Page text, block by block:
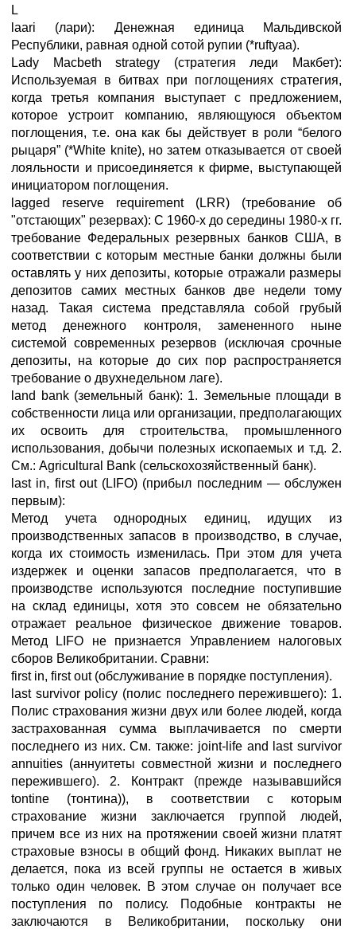
L
laari (лари): Денежная единица Мальдивской
Республики, равная одной сотой рупии (*ruftyaa).
Lady Macbeth strategy (стратегия леди Макбет):
Используемая в битвах при поглощениях стратегия,
когда третья компания выступает с предложением,
которое устроит компанию, являющуюся объектом
поглощения, т.е. она как бы действует в роли “белого
рыцаря” (*White knite), но затем отказывается от своей
лояльности и присоединяется к фирме, выступающей
инициатором поглощения.
lagged reserve requirement (LRR) (требование об
"отстающих" резервах): С 1960-х до середины 1980-х гг.
требование Федеральных резервных банков США, в
соответствии с которым местные банки должны были
оставлять у них депозиты, которые отражали размеры
депозитов самих местных банков две недели тому
назад. Такая система представляла собой грубый
метод денежного контроля, замененного ныне
системой современных резервов (исключая срочные
депозиты, на которые до сих пор распространяется
требование о двухнедельном лаге).
land bank (земельный банк): 1. Земельные площади в
собственности лица или организации, предполагающих
их освоить для строительства, промышленного
использования, добычи полезных ископаемых и т.д. 2.
См.: Agricultural Bank (сельскохозяйственный банк).
last in, first out (LIFO) (прибыл последним — обслужен
первым):
Метод учета однородных единиц, идущих из
производственных запасов в производство, в случае,
когда их стоимость изменилась. При этом для учета
издержек и оценки запасов предполагается, что в
производстве используются последние поступившие
на склад единицы, хотя это совсем не обязательно
отражает реальное физическое движение товаров.
Метод LIFO не признается Управлением налоговых
сборов Великобритании. Сравни:
first in, first out (обслуживание в порядке поступления).
last survivor policy (полис последнего пережившего): 1.
Полис страхования жизни двух или более людей, когда
застрахованная сумма выплачивается по смерти
последнего из них. См. также: joint-life and last survivor
annuities (аннуитеты совместной жизни и последнего
пережившего). 2. Контракт (прежде называвшийся
tontine (тонтина)), в соответствии с которым
страхование жизни заключается группой людей,
причем все из них на протяжении своей жизни платят
страховые взносы в общий фонд. Никаких выплат не
делается, пока из всей группы не остается в живых
только один человек. В этом случае он получает все
поступления по полису. Подобные контракты не
заключаются в Великобритании, поскольку они